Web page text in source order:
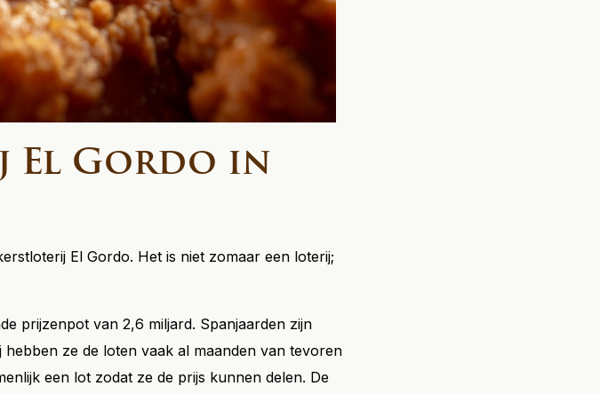
Gordo in
El Gordo. Het is niet zomaar een loterij;
prijzenpot van 2,6 miljard. Spanjaarden zijn
ze de loten vaak al maanden van tevoren
een lot zodat ze de prijs kunnen delen. De